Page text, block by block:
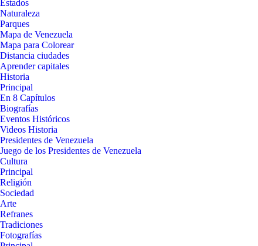
Estados
Naturaleza
Parques
Mapa de Venezuela
Mapa para Colorear
Distancia ciudades
Aprender capitales
Historia
Principal
En 8 Capítulos
Biografías
Eventos Históricos
Videos Historia
Presidentes de Venezuela
Juego de los Presidentes de Venezuela
Cultura
Principal
Religión
Sociedad
Arte
Refranes
Tradiciones
Fotografías